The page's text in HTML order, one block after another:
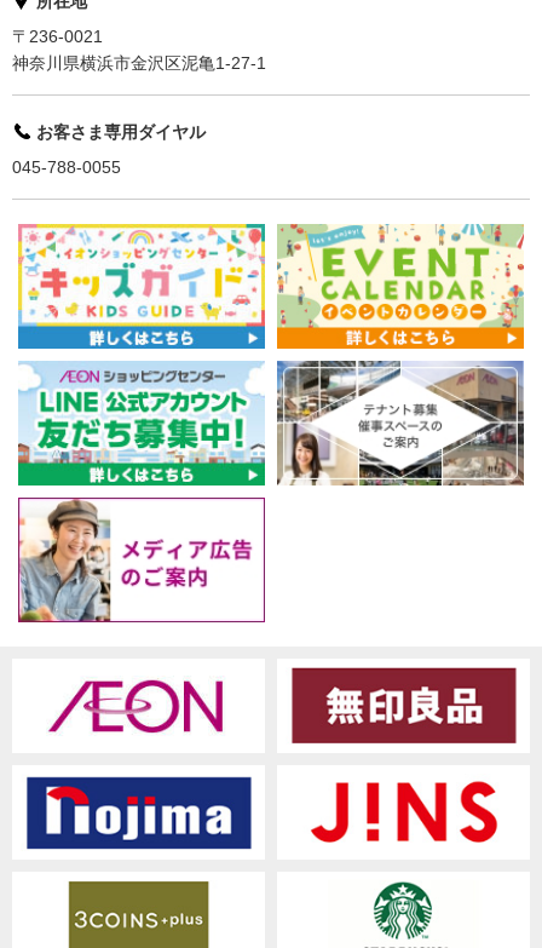
〒236-0021
神奈川県横浜市金沢区泥亀1-27-1
お客さま専用ダイヤル
045-788-0055